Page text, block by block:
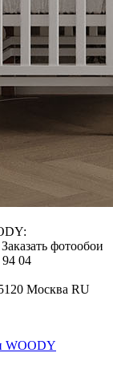
фотообои
04
Москва RU
WOODY